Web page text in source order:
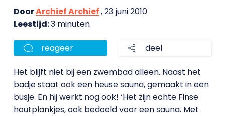
DoorArchief Archief, 23 juni 2010
Leestijd:3 minuten
reageer deel
Het blijft niet bij een zwembad alleen. Naast het
badje staat ook een heuse sauna, gemaakt in een
busje. En hij werkt nog ook! ‘Het zijn echte Finse
houtplankjes, ook bedoeld voor een sauna. Met